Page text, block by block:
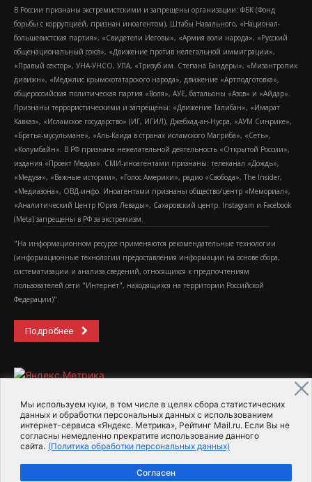
Мы используем куки, в том числе в целях сбора статистических
данных и обработки персональных данных с использованием
интернет-сервиса «Яндекс. Метрика», Рейтинг Mail.ru. Если Вы не
согласны немедленно прекратите использование данного
сайта. (Политика обработки персональных данных)
Согласен
В России признаны экстремистскими и запрещены организации: ФБК (Фонд
борьбы с коррупцией, признан иноагентом), Штабы Навального, «Национал-
большевистская партия», «Свидетели Иеговы», «Армия воли народа», «Русский
общенациональный союз», «Движение против нелегальной иммиграции»,
«Правый сектор», УНА-УНСО, УПА, «Тризуб им. Степана Бандеры», «Мизантропик
дивижн», «Меджлис крымскотатарского народа», движение «Артподготовка»,
общероссийская политическая партия «Воля», АУЕ, батальоны «Азов» и «Айдар».
Признаны террористическими и запрещены: «Движение Талибан», «Имарат
Кавказ», «Исламское государство» (ИГ, ИГИЛ), Джебхад-ан-Нусра, «АУМ Синрике»,
«Братья-мусульмане», «Аль-Каида в странах исламского Магриба», «Сеть»,
«Колумбайн». В РФ признана нежелательной деятельность «Открытой России»,
издания «Проект Медиа». СМИ-иноагентами признаны: телеканал «Дождь»,
«Медуза», «Важные истории», «Голос Америки», радио «Свобода», The Insider,
«Медиазона», ОВД-инфо. Иноагентами признаны общество/центр «Мемориал»,
«Аналитический Центр Юрия Левады», Сахаровский центр. Instagram и Facebook
(Metа) запрещены в РФ за экстремизм.
"На информационном ресурсе применяются рекомендательные технологии
(информационные технологии предоставления информации на основе сбора,
систематизации и анализа сведений, относящихся к предпочтениям
пользователей сети "Интернет", находящихся на территории Российской
Федерации)".
Подробнее
2015-2026- Информационное агентство МедиаПоток
Для справки Об издании
Пользовательское соглашение
Политика обработки персональных данных